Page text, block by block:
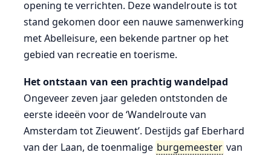
opening te verrichten. Deze wandelroute is tot
stand gekomen door een nauwe samenwerking
met Abelleisure, een bekende partner op het
gebied van recreatie en toerisme.
Het ontstaan van een prachtig wandelpad
Ongeveer zeven jaar geleden ontstonden de
eerste ideeën voor de ‘Wandelroute van
Amsterdam tot Zieuwent’. Destijds gaf Eberhard
van der Laan, de toenmalige burgemeester van